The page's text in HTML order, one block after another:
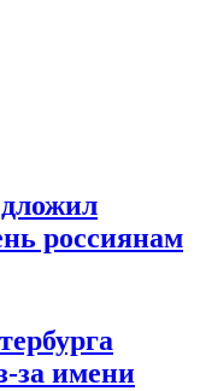
россиянам
за имени